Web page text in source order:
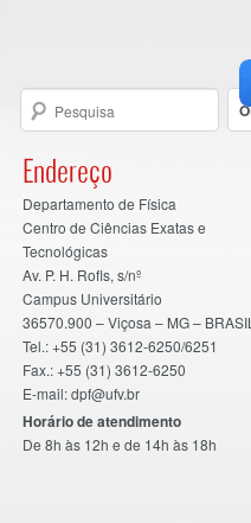
Endereço
Departamento de Física
Centro de Ciências Exatas e
Tecnológicas
Av. P. H. Rofls, s/nº
Campus Universitário
36570.900 – Viçosa – MG – BRASIL
Tel.: +55 (31) 3612-6250/6251
Fax.: +55 (31) 3612-6250
E-mail: dpf@ufv.br
Horário de atendimento
De 8h às 12h e de 14h às 18h